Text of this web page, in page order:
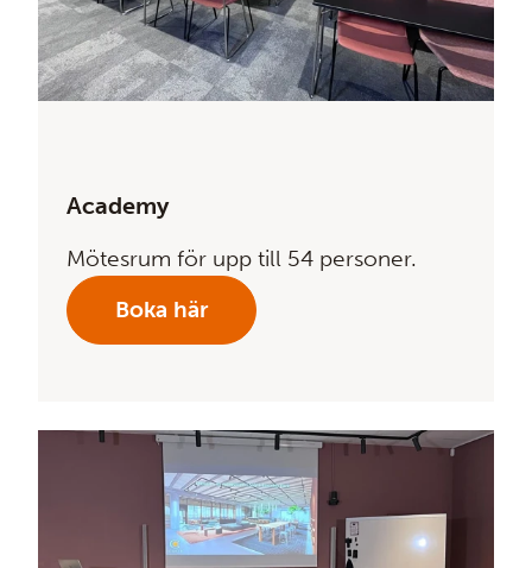
Academy
Mötesrum för upp till 54 personer.
Boka här